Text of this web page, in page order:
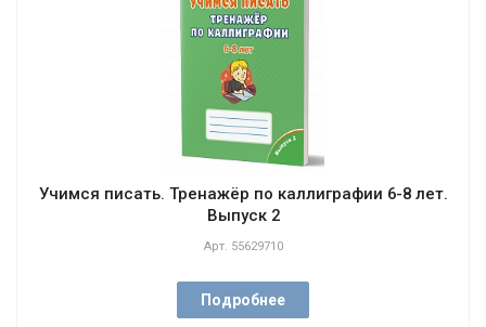
Учимся писать. Тренажёр по каллиграфии 6-8 лет.
Выпуск 2
Арт. 55629710
Подробнее